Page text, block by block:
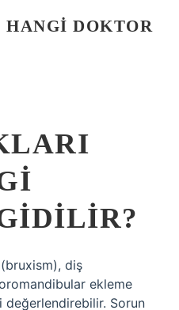
DOKTOR
diş
ekleme
değerlendirebilir. Sorun